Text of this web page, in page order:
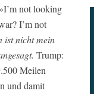
not looking
I’m not
ist nicht mein
Trump:
Meilen
und damit